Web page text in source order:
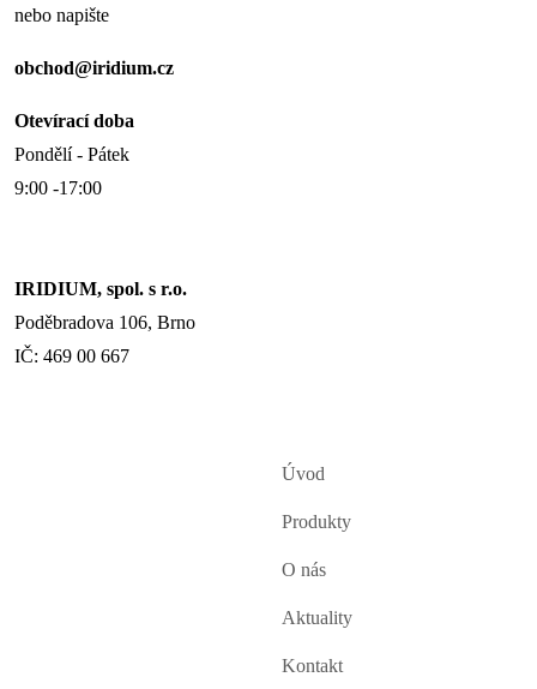
nebo napište
obchod@iridium.cz
Otevírací doba
Pondělí - Pátek
9:00 -17:00
IRIDIUM, spol. s r.o.
Poděbradova 106, Brno
IČ: 469 00 667
Úvod
Produkty
O nás
Aktuality
Kontakt